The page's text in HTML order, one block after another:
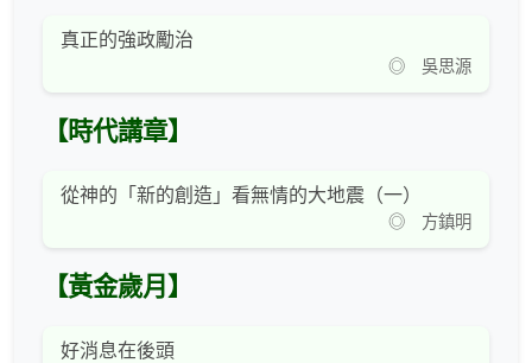
真正的強政勵治
◎ 吳思源
【時代講章】
從神的「新的創造」看無情的大地震（一）
◎ 方鎮明
【黃金歲月】
好消息在後頭